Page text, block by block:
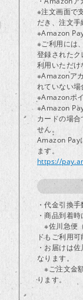
※注文画面で
だき、注文手
※Amazon
※ご利用には
登録された
利用いただけ
※Amazonア
れていない場
※Amazonポ
※Amazon
カードの場
せん。
Amazon Pay
ます。
https://
・代金引換
・商品到着
※佐川急便
ドもご利用可
・お届けは
なります。
※ご注文金
ります。